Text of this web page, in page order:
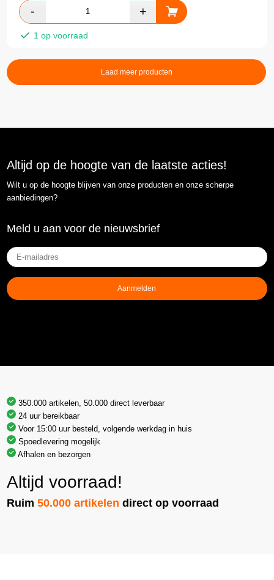
1 op voorraad
Laad meer producten
Altijd op de hoogte van de laatste acties!
Wilt u op de hoogte blijven van onze producten en onze scherpe
aanbiedingen?
Meld u aan voor de nieuwsbrief
E-
mailadres(Vereist)
Aanmelden
350.000 artikelen, 50.000 direct leverbaar
24 uur bereikbaar
Voor 15:00 uur besteld, volgende werkdag in huis
Spoedlevering mogelijk
Afhalen en bezorgen
Altijd voorraad!
Ruim50.000 artikelen direct op voorraad